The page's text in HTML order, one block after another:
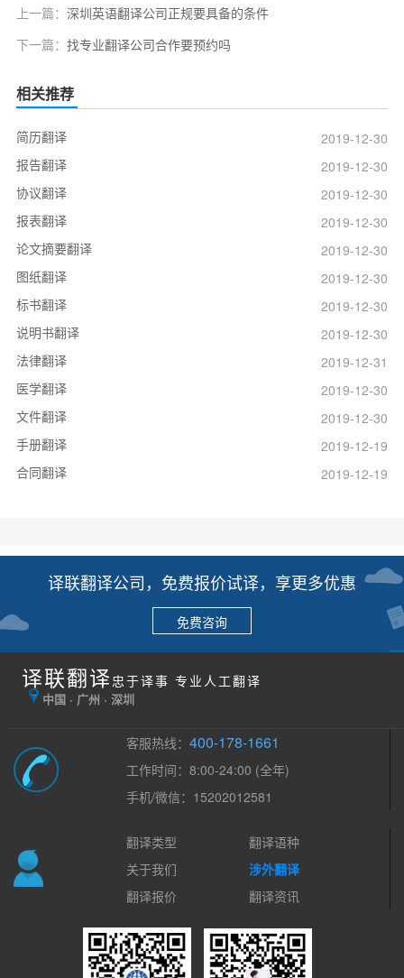
上一篇： 深圳英语翻译公司正规要具备的条件
下一篇： 找专业翻译公司合作要预约吗
相关推荐
简历翻译
2019-12-30
报告翻译
2019-12-30
协议翻译
2019-12-30
报表翻译
2019-12-30
论文摘要翻译
2019-12-30
图纸翻译
2019-12-30
标书翻译
2019-12-30
说明书翻译
2019-12-30
法律翻译
2019-12-31
医学翻译
2019-12-30
文件翻译
2019-12-30
手册翻译
2019-12-19
合同翻译
2019-12-19
译联翻译公司，免费报价试译，享更多优惠
免费咨询
译联翻译 忠于译事 专业人工翻译
中国 · 广州 · 深圳
客服热线：400-178-1661
工作时间：8:00-24:00 (全年)
手机/微信：15202012581
翻译类型
翻译语种
关于我们
涉外翻译
翻译报价
翻译资讯